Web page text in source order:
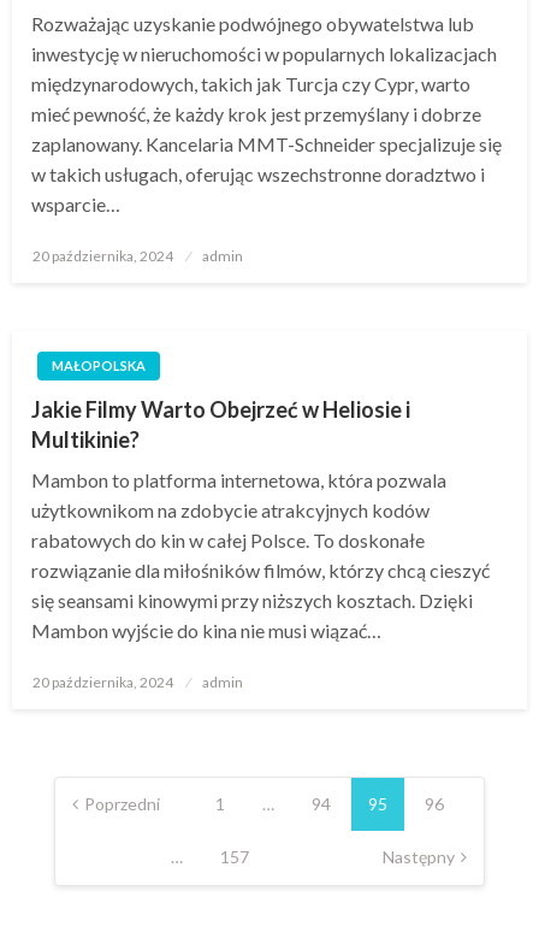
Rozważając uzyskanie podwójnego obywatelstwa lub
inwestycję w nieruchomości w popularnych lokalizacjach
międzynarodowych, takich jak Turcja czy Cypr, warto
mieć pewność, że każdy krok jest przemyślany i dobrze
zaplanowany. Kancelaria MMT-Schneider specjalizuje się
w takich usługach, oferując wszechstronne doradztwo i
wsparcie…
Opublikowane
20 października, 2024 admin
MAŁOPOLSKA
Jakie Filmy Warto Obejrzeć w Heliosie i
Multikinie?
Mambon to platforma internetowa, która pozwala
użytkownikom na zdobycie atrakcyjnych kodów
rabatowych do kin w całej Polsce. To doskonałe
rozwiązanie dla miłośników filmów, którzy chcą cieszyć
się seansami kinowymi przy niższych kosztach. Dzięki
Mambon wyjście do kina nie musi wiązać…
Opublikowane
20 października, 2024 admin
Nawigacja
po Poprzedni 1 … 94 95 96
… 157 Następny